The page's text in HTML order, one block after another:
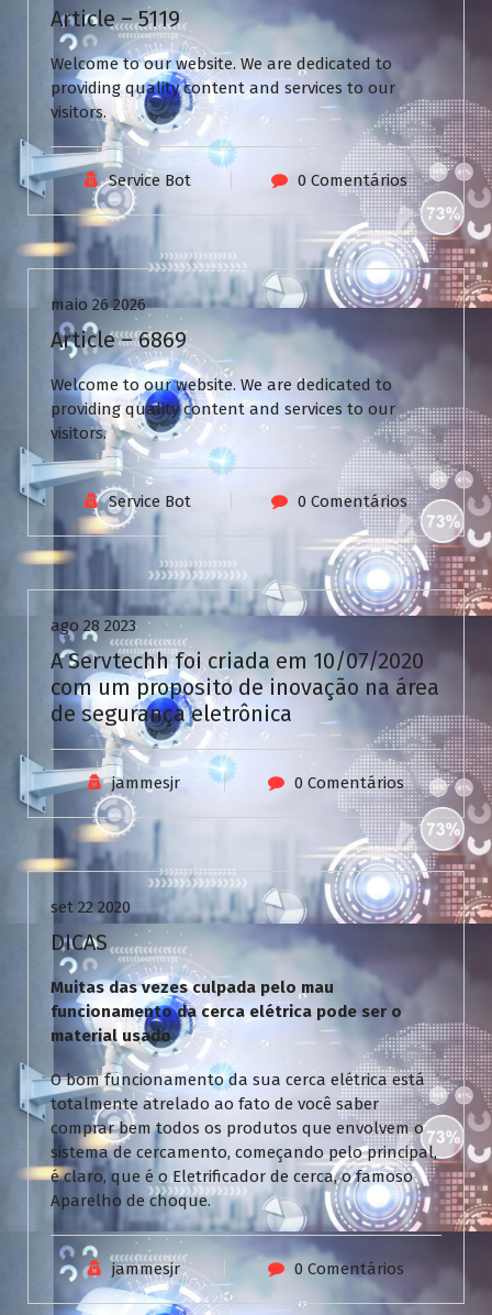
Article – 5119
Welcome to our website. We are dedicated to
providing quality content and services to our
visitors.
Service Bot 0 Comentários
Uncategorized
maio 26 2026
Article – 6869
Welcome to our website. We are dedicated to
providing quality content and services to our
visitors.
N
C
a
s
i
n
o
Service Bot 0 Comentários
Uncategorized
ago 28 2023
A Servtechh foi criada em 10/07/2020
com um proposito de inovação na área
de segurança eletrônica
jammesjr 0 Comentários
Uncategorized
set 22 2020
DICAS
Muitas das vezes culpada pelo mau
funcionamento da cerca elétrica pode ser o
material usado
O bom funcionamento da sua cerca elétrica está
totalmente atrelado ao fato de você saber
comprar bem todos os produtos que envolvem o
sistema de cercamento, começando pelo principal,
é claro, que é o Eletrificador de cerca, o famoso
Aparelho de choque.
jammesjr 0 Comentários